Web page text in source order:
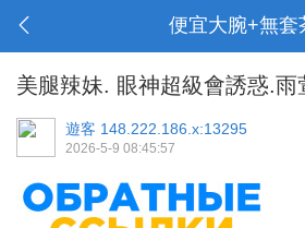
便宜大腕+無套
美腿辣妹. 眼神超級會誘惑.雨
遊客 148.222.186.x:13295
2026-5-9 08:45:57